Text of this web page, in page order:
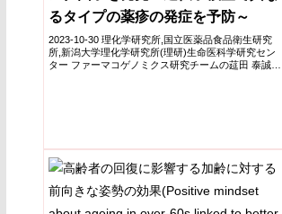
るタイプの薬疹の発症を予防～
2023-10-30 理化学研究所,国立医薬品食品衛生研究
所,新潟大学理化学研究所(理研)生命医科学研究セン
ター ファーマコゲノミクス研究チームの莚田 泰誠